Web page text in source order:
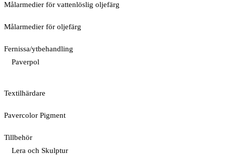
Målarmedier för vattenlöslig oljefärg
Målarmedier för oljefärg
Fernissa/ytbehandling
Paverpol
Textilhärdare
Pavercolor Pigment
Tillbehör
Lera och Skulptur